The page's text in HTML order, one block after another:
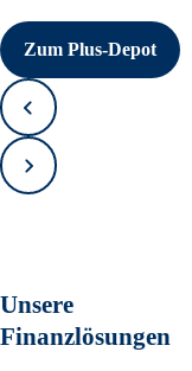
Zum Plus-Depot
Zurück
Vorwärts
Unsere
Finanzlösungen